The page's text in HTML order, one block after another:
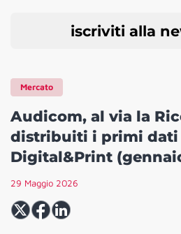
iscriviti alla
Mercato
Audicom, al via la
distribuiti i primi dati
Digital&Print
29 Maggio 2026